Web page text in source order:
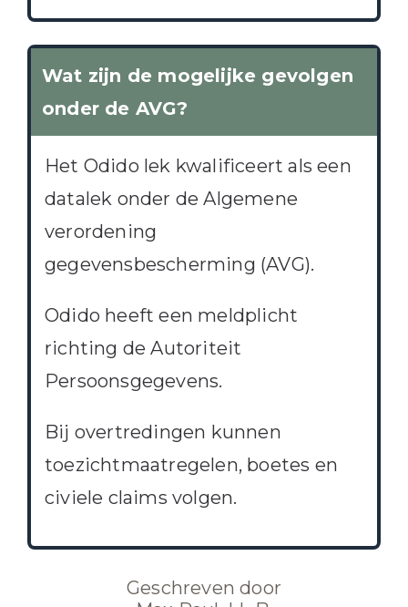
Wat zijn de mogelijke gevolgen
onder de AVG?
Het Odido lek kwalificeert als een
datalek onder de Algemene
verordening
gegevensbescherming (AVG).
Odido heeft een meldplicht
richting de Autoriteit
Persoonsgegevens.
Bij overtredingen kunnen
toezichtmaatregelen, boetes en
civiele claims volgen.
Geschreven door